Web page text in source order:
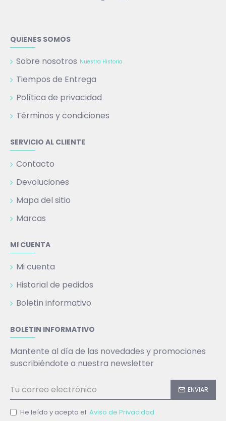
QUIENES SOMOS
Sobre nosotros Nuestra Historia
Tiempos de Entrega
Política de privacidad
Términos y condiciones
SERVICIO AL CLIENTE
Contacto
Devoluciones
Mapa del sitio
Marcas
MI CUENTA
Mi cuenta
Historial de pedidos
Boletin informativo
BOLETIN INFORMATIVO
Mantente al día de las novedades y promociones
suscribiéndote a nuestra newsletter
ENVIAR
He leído y acepto el Aviso de Privacidad